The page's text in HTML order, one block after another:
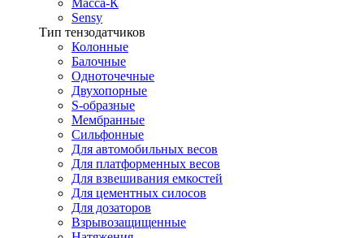
Масса-К
Sensy
Тип тензодатчиков
Колонные
Балочные
Одноточечные
Двухопорные
S-образные
Мембранные
Сильфонные
Для автомобильных весов
Для платформенных весов
Для взвешивания емкостей
Для цементных силосов
Для дозаторов
Взрывозащищенные